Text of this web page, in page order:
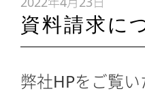
資料請求に
弊社HPをご覧